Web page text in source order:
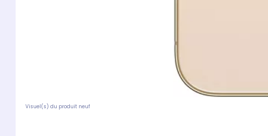
Visuel(s) du produit neuf